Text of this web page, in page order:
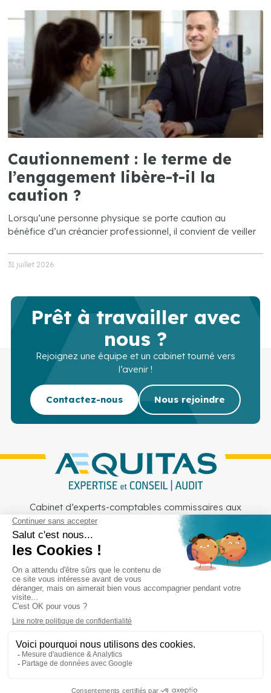
Cautionnement : le terme de
l’engagement libère-t-il la
caution ?
Lorsqu’une personne physique se porte caution au
bénéfice d’un créancier professionnel, il convient de veiller
31 juillet 2026
Prêt à travailler avec
nous ?
Rejoignez une équipe et un cabinet tourné vers
l’avenir !
Contactez-nous Nous rejoindre
Cabinet d’experts-comptables commissaires aux
comptes sur Lille, Lens et Douai
Services Secteurs Outils
Cabinet
Recrutement